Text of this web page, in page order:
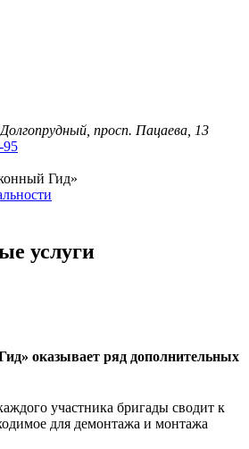
просп. Пацаева, 13
95
Гид»
услуги
оказывает ряд дополнительных
участника бригады сводит к
для демонтажа и монтажа